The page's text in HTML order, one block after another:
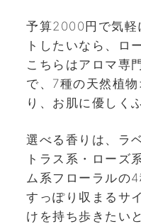
予算2000円で気軽
トしたいなら、ロ
こちらはアロマ専
で、7種の天然植
り、お肌に優しく
選べる香りは、ラ
トラス系・ローズ
ム系フローラルの
すっぽり収まるサ
けを持ち歩きたい